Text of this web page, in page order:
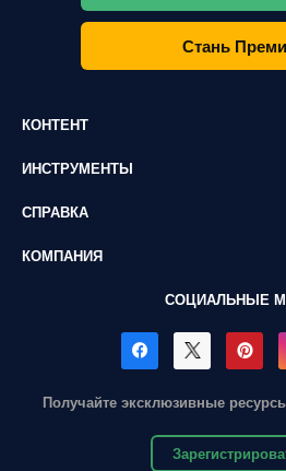
Стань
КОНТЕНТ
ИНСТРУМЕНТЫ
СПРАВКА
КОМПАНИЯ
СОЦИАЛЬНЫЕ
Получайте эксклюзивные